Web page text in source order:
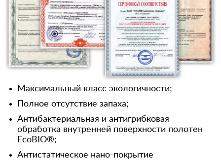
Максимальный класс экологичности;
Полное отсутствие запаха;
Антибактериальная и антигрибковая
обработка внутренней поверхности полотен
EcoBIO®;
Антистатическое нано-покрытие